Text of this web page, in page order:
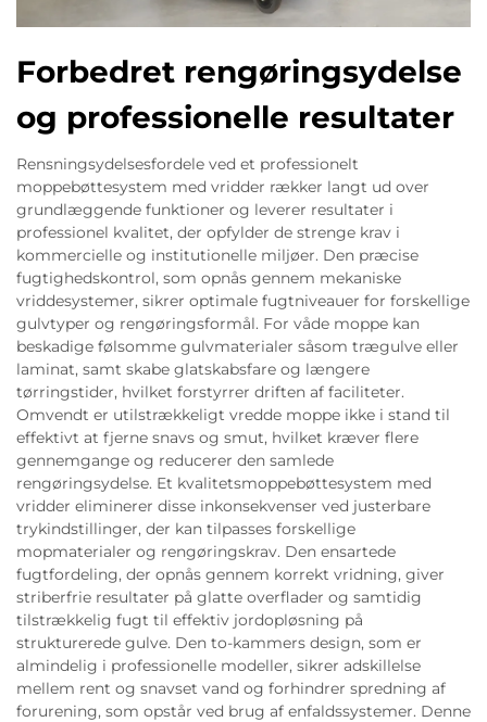
Forbedret rengøringsydelse
og professionelle resultater
Rensningsydelsesfordele ved et professionelt
moppebøttesystem med vridder rækker langt ud over
grundlæggende funktioner og leverer resultater i
professionel kvalitet, der opfylder de strenge krav i
kommercielle og institutionelle miljøer. Den præcise
fugtighedskontrol, som opnås gennem mekaniske
vriddesystemer, sikrer optimale fugtniveauer for forskellige
gulvtyper og rengøringsformål. For våde moppe kan
beskadige følsomme gulvmaterialer såsom trægulve eller
laminat, samt skabe glatskabsfare og længere
tørringstider, hvilket forstyrrer driften af faciliteter.
Omvendt er utilstrækkeligt vredde moppe ikke i stand til
effektivt at fjerne snavs og smut, hvilket kræver flere
gennemgange og reducerer den samlede
rengøringsydelse. Et kvalitetsmoppebøttesystem med
vridder eliminerer disse inkonsekvenser ved justerbare
trykindstillinger, der kan tilpasses forskellige
mopmaterialer og rengøringskrav. Den ensartede
fugtfordeling, der opnås gennem korrekt vridning, giver
striberfrie resultater på glatte overflader og samtidig
tilstrækkelig fugt til effektiv jordopløsning på
strukturerede gulve. Den to-kammers design, som er
almindelig i professionelle modeller, sikrer adskillelse
mellem rent og snavset vand og forhindrer spredning af
forurening, som opstår ved brug af enfaldssystemer. Denne